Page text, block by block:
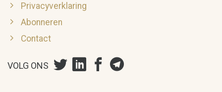
Privacyverklaring
Abonneren
Contact
VOLG ONS